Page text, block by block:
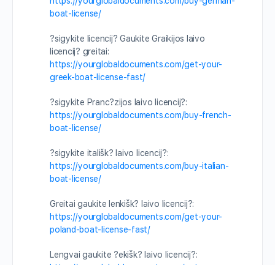
boat-license/
?sigykite licencij? Gaukite Graikijos laivo
licencij? greitai:
https://yourglobaldocuments.com/get-your-
greek-boat-license-fast/
?sigykite Pranc?zijos laivo licencij?:
https://yourglobaldocuments.com/buy-french-
boat-license/
?sigykite itališk? laivo licencij?:
https://yourglobaldocuments.com/buy-italian-
boat-license/
Greitai gaukite lenkišk? laivo licencij?:
https://yourglobaldocuments.com/get-your-
poland-boat-license-fast/
Lengvai gaukite ?ekišk? laivo licencij?: